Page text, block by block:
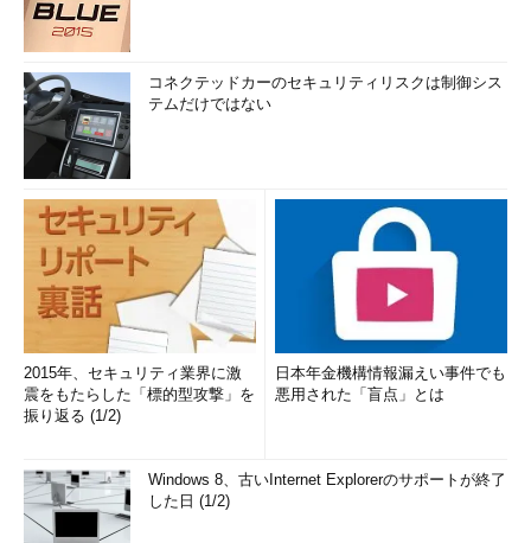
コネクテッドカーのセキュリティリスクは制御シス
テムだけではない
2015年、セキュリティ業界に激
震をもたらした「標的型攻撃」を
振り返る (1/2)
日本年金機構情報漏えい事件でも
悪用された「盲点」とは
Windows 8、古いInternet Explorerのサポートが終了
した日 (1/2)